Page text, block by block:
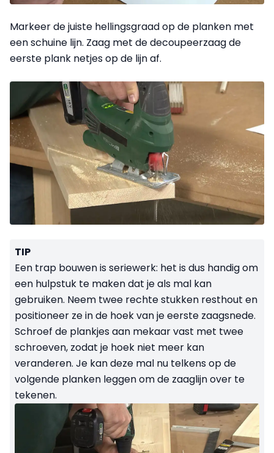
Markeer de juiste hellingsgraad op de planken met
een schuine lijn. Zaag met de decoupeerzaag de
eerste plank netjes op de lijn af.
TIP
Een trap bouwen is seriewerk: het is dus handig om
een hulpstuk te maken dat je als mal kan
gebruiken. Neem twee rechte stukken resthout en
positioneer ze in de hoek van je eerste zaagsnede.
Schroef de plankjes aan mekaar vast met twee
schroeven, zodat je hoek niet meer kan
veranderen. Je kan deze mal nu telkens op de
volgende planken leggen om de zaaglijn over te
tekenen.